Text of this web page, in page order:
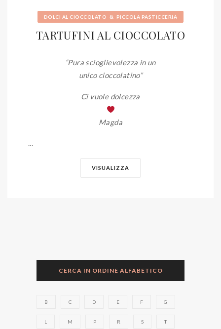
DOLCI AL CIOCCOLATO & PICCOLA PASTICCERIA
TARTUFINI AL CIOCCOLATO
“Pura scioglievolezza in un
unico cioccolatino”
Ci vuole dolcezza
Magda
...
VISUALIZZA
CERCA IN ORDINE ALFABETICO
B C D E F G
L M P R S T